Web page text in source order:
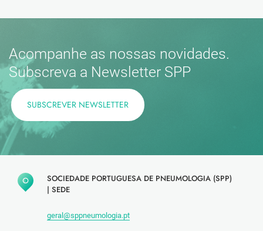
Acompanhe as nossas novidades.
Subscreva a Newsletter SPP
SUBSCREVER NEWSLETTER
SOCIEDADE PORTUGUESA DE PNEUMOLOGIA (SPP)
| SEDE
geral@sppneumologia.pt